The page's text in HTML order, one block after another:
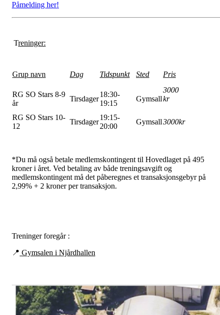
Påmelding her!
Treninger:
Grup navn Dag Tidspunkt Sted Pris
RG SO Stars 8-9
år
Tirsdager
18:30-
19:15
Gymsall
3000
kr
RG SO Stars 10-
12
Tirsdager
19:15-
20:00
Gymsall3000kr
*Du må også betale medlemskontingent til Hovedlaget på 495
kroner i året. Ved betaling av både treningsavgift og
medlemskontingent må det påberegnes et transaksjonsgebyr på
2,99% + 2 kroner per transaksjon.
Treninger foregår :
📍 Gymsalen i Njårdhallen